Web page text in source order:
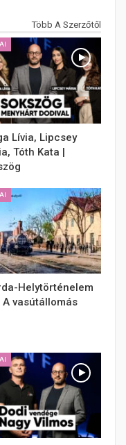
Több A Szerzőtől
Lívia, Lipcsey
Tóth Kata |
Helytörténelem
A vasútállomás